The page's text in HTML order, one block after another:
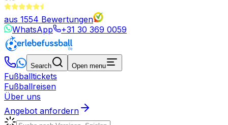
aus 1554 Bewertungen
WhatsApp
+31 30 369 0059
Search Open menu
Fußballtickets
Fußballreisen
Über uns
Angebot anfordern